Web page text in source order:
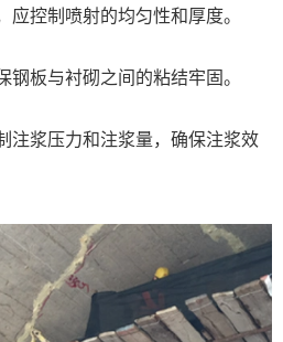
控制喷射的均匀性和厚度。
板与衬砌之间的粘结牢固。
浆压力和注浆量，确保注浆效